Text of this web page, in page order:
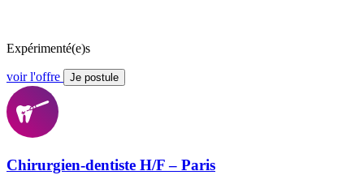
Expérimenté(e)s
voir l'offre Je postule
Chirurgien-dentiste H/F – Paris